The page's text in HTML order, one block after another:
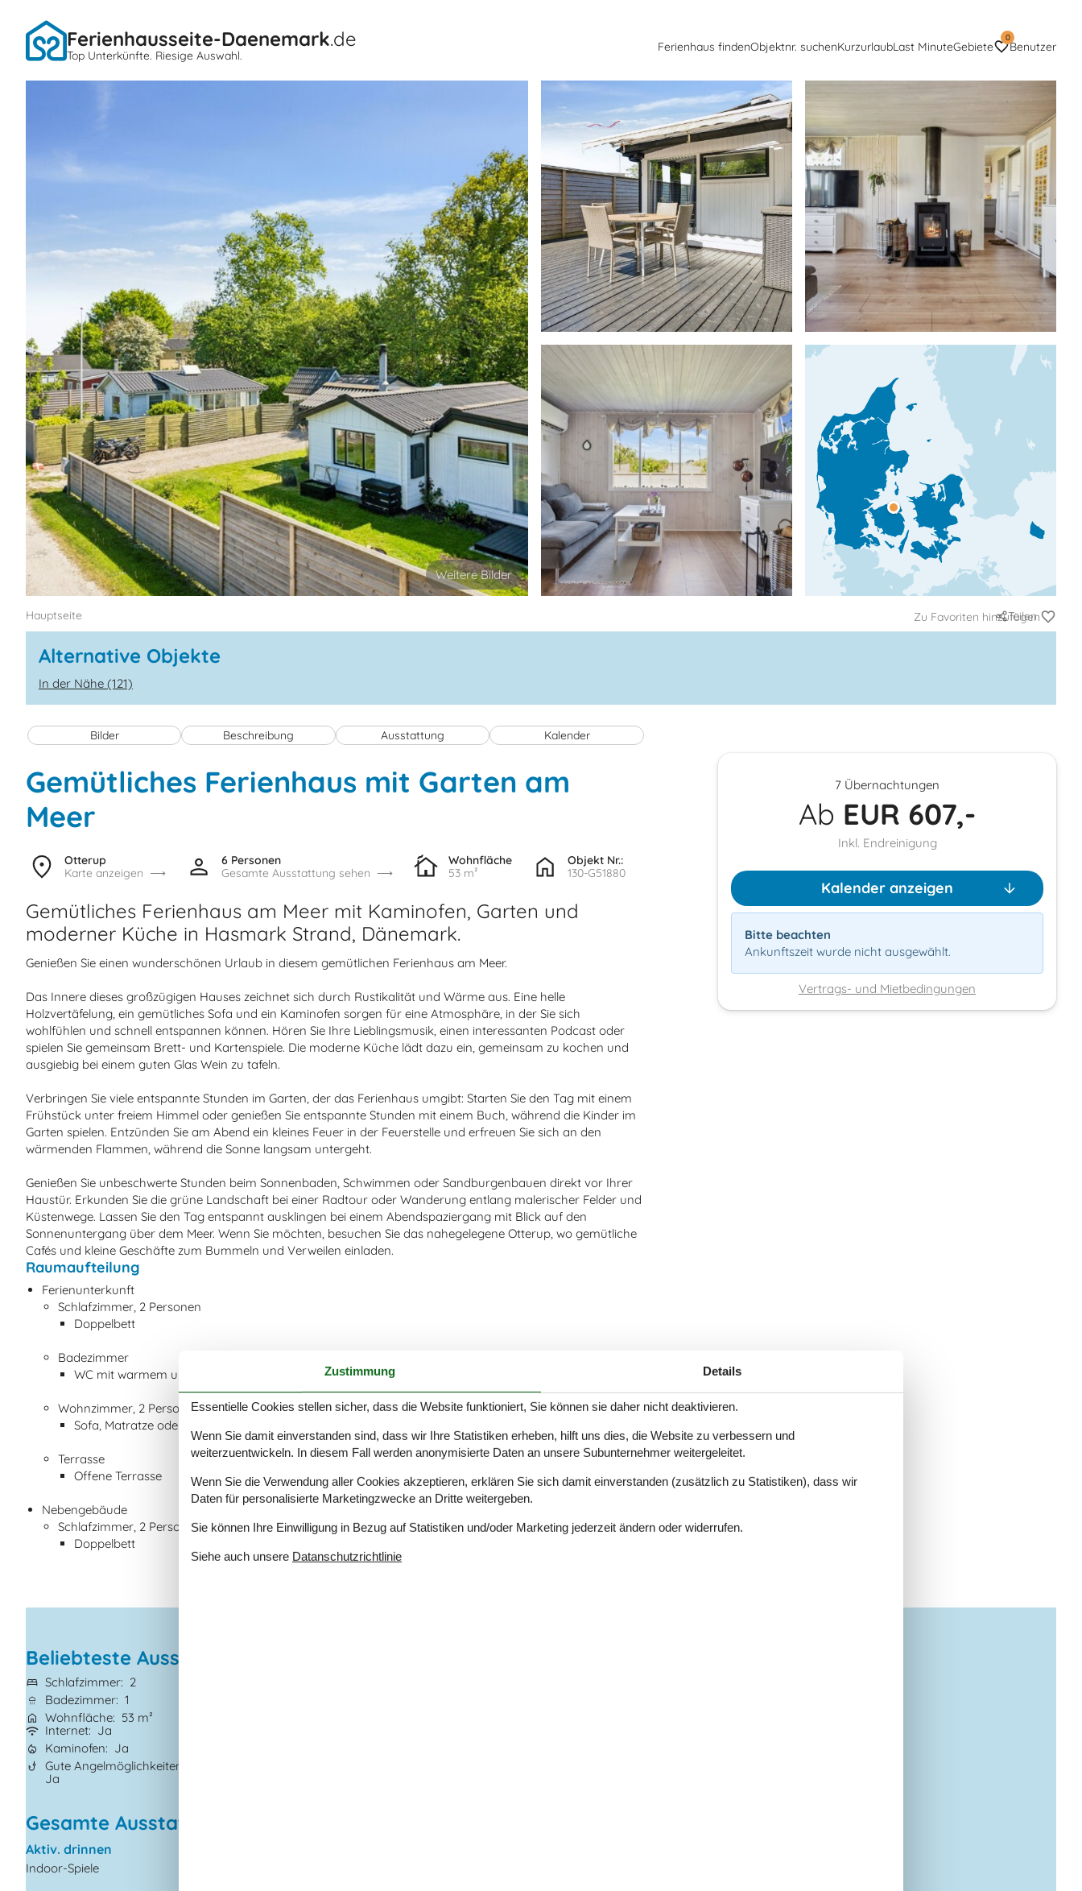
Ferienhausseite-Daenemark.de
Top Unterkünfte. Riesige Auswahl.
Ferienhaus findenObjektnr. suchenKurzurlaubLast MinuteGebiete
0
Benutzer
Hauptseite Zu Favoriten hinzufügen
Teilen
Alternative Objekte
In der Nähe (121)
Bilder Beschreibung Ausstattung Kalender
Gemütliches Ferienhaus mit Garten am
Meer
Otterup
Karte anzeigen
6 Personen
Gesamte Ausstattung sehen
Wohnfläche
53 m²
Objekt Nr.:
130-G51880
Gemütliches Ferienhaus am Meer mit Kaminofen, Garten und
moderner Küche in Hasmark Strand, Dänemark.
Genießen Sie einen wunderschönen Urlaub in diesem gemütlichen Ferienhaus am Meer.
Das Innere dieses großzügigen Hauses zeichnet sich durch Rustikalität und Wärme aus. Eine helle
Holzvertäfelung, ein gemütliches Sofa und ein Kaminofen sorgen für eine Atmosphäre, in der Sie sich
wohlfühlen und schnell entspannen können. Hören Sie Ihre Lieblingsmusik, einen interessanten Podcast oder
spielen Sie gemeinsam Brett- und Kartenspiele. Die moderne Küche lädt dazu ein, gemeinsam zu kochen und
ausgiebig bei einem guten Glas Wein zu tafeln.
Verbringen Sie viele entspannte Stunden im Garten, der das Ferienhaus umgibt: Starten Sie den Tag mit einem
Frühstück unter freiem Himmel oder genießen Sie entspannte Stunden mit einem Buch, während die Kinder im
Garten spielen. Entzünden Sie am Abend ein kleines Feuer in der Feuerstelle und erfreuen Sie sich an den
wärmenden Flammen, während die Sonne langsam untergeht.
Genießen Sie unbeschwerte Stunden beim Sonnenbaden, Schwimmen oder Sandburgenbauen direkt vor Ihrer
Haustür. Erkunden Sie die grüne Landschaft bei einer Radtour oder Wanderung entlang malerischer Felder und
Küstenwege. Lassen Sie den Tag entspannt ausklingen bei einem Abendspaziergang mit Blick auf den
Sonnenuntergang über dem Meer. Wenn Sie möchten, besuchen Sie das nahegelegene Otterup, wo gemütliche
Cafés und kleine Geschäfte zum Bummeln und Verweilen einladen.
Raumaufteilung
Ferienunterkunft
Schlafzimmer, 2 Personen
Doppelbett
Badezimmer
WC mit warmem und kaltem Wasser, Dusche
Wohnzimmer, 2 Personen
Sofa, Matratze oder Ähnliches
Terrasse
Offene Terrasse
Nebengebäude
Schlafzimmer, 2 Personen
Doppelbett
Beliebteste Ausstattungen
Schlafzimmer
2
Badezimmer 1
Wohnfläche
53 m²
Internet
Ja
Kaminofen
Ja
Gute Angelmöglichkeiten
Ja
Gesamte Ausstattung
Aktiv. drinnen
Indoor-Spiele
7 Übernachtungen
Ab EUR 607,-
Inkl. Endreinigung
Kalender anzeigen
Bitte beachten
Ankunftszeit wurde nicht ausgewählt.
Vertrags- und Mietbedingungen
Zustimmung Details
Essentielle Cookies stellen sicher, dass die Website funktioniert, Sie können sie daher nicht deaktivieren.
Wenn Sie damit einverstanden sind, dass wir Ihre Statistiken erheben, hilft uns dies, die Website zu verbessern und
weiterzuentwickeln. In diesem Fall werden anonymisierte Daten an unsere Subunternehmer weitergeleitet.
Wenn Sie die Verwendung aller Cookies akzeptieren, erklären Sie sich damit einverstanden (zusätzlich zu Statistiken), dass wir
Daten für personalisierte Marketingzwecke an Dritte weitergeben.
Sie können Ihre Einwilligung in Bezug auf Statistiken und/oder Marketing jederzeit ändern oder widerrufen.
Siehe auch unsere Datanschutzrichtlinie